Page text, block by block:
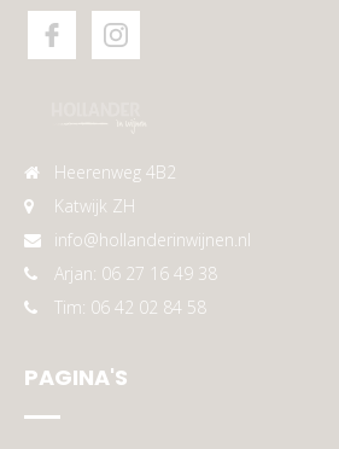
Heerenweg 4B2
Katwijk ZH
info@hollanderinwijnen.nl
Arjan: 06 27 16 49 38
Tim: 06 42 02 84 58
PAGINA'S